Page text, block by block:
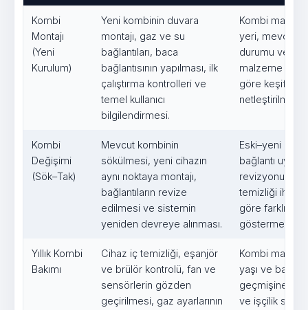
Kombi
Montajı
(Yeni
Kurulum)
Yeni kombinin duvara
montajı, gaz ve su
bağlantıları, baca
bağlantısının yapılması, ilk
çalıştırma kontrolleri ve
temel kullanıcı
bilgilendirmesi.
Kombi
yeri, mevcut
durumu ve ek
malzeme
göre keşif
Kombi
Değişimi
(Sök–Tak)
Mevcut kombinin
sökülmesi, yeni cihazın
aynı noktaya montajı,
bağlantıların revize
edilmesi ve sistemin
yeniden devreye alınması.
Eski–yeni
bağlantı
revizyonu ve
temizliği
göre farklılık
Yıllık Kombi
Bakımı
Cihaz iç temizliği, eşanjör
ve brülör kontrolü, fan ve
sensörlerin gözden
geçirilmesi, gaz ayarlarının
Kombi
yaşı ve bakım
geçmişine
ve işçilik süresi